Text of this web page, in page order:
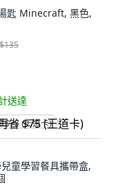
匙 Minecraft, 黑色,
$135
送達
$75 (王道卡)
童學習餐具攜帶盒,